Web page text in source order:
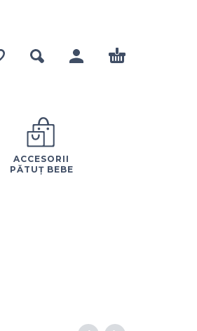
ACCESORII
PĂTUȚ BEBE